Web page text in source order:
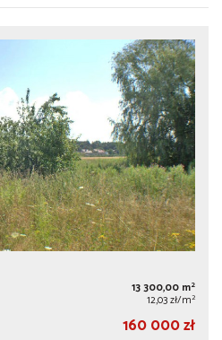
13 300,00 m2
12,03 zł/m2
160 000 zł